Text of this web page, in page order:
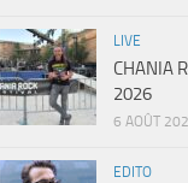
LIVE
CHANIA
2026
6 AOÛT
EDITO